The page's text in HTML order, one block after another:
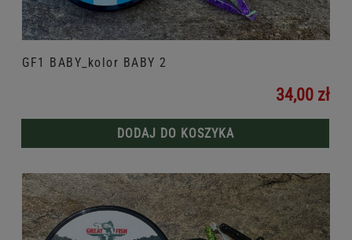
GF1 BABY_kolor BABY 2
34,00 zł
DODAJ DO KOSZYKA